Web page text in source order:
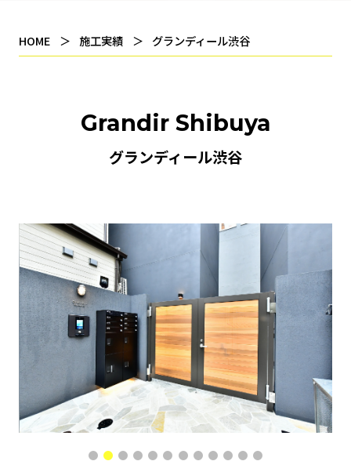
HOME 施工実績 グランディール渋谷
Grandir Shibuya
グランディール渋谷